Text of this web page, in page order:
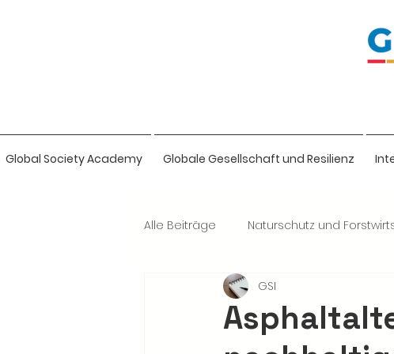
Global Society Academy Globale Gesellschaft und Resilienz
Alle Beiträge Naturschutz und
Naturwissenschaften & Bio-Intellige
GSI